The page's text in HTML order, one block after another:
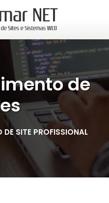
de
DE SITE PROFISSIONAL